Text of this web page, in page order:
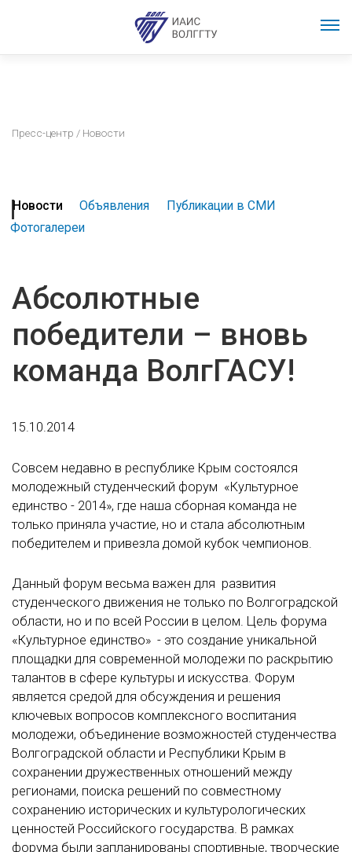
Пресс-центр / Новости
Новости Объявления
Публикации в СМИ
Фотогалереи
Абсолютные
победители – вновь
команда ВолгГАСУ!
15.10.2014
Совсем недавно в республике Крым состоялся
молодежный студенческий форум «Культурное
единство - 2014», где наша сборная команда не
только приняла участие, но и стала абсолютным
победителем и привезла домой кубок чемпионов.
Данный форум весьма важен для развития
студенческого движения не только по Волгоградской
области, но и по всей России в целом. Цель форума
«Культурное единство» - это создание уникальной
площадки для современной молодежи по раскрытию
талантов в сфере культуры и искусства. Форум
является средой для обсуждения и решения
ключевых вопросов комплексного воспитания
молодежи, объединение возможностей студенчества
Волгоградской области и Республики Крым в
сохранении дружественных отношений между
регионами, поиска решений по совместному
сохранению исторических и культурологических
ценностей Российского государства. В рамках
форума были запланированы спортивные, творческие